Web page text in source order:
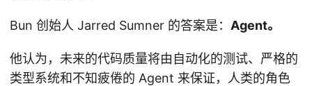
Bun 创始人 Jarred Sumner 的答案是： Agent。
他认为，未来的代码质量将由自动化的测试、严格的
类型系统和不知疲倦的 Agent 来保证，人类的角色